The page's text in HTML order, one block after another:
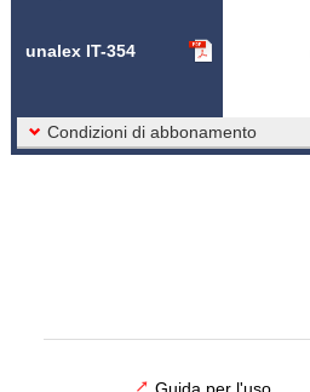
unalex IT-354
Condizioni di abbonamento
Guida per l'uso